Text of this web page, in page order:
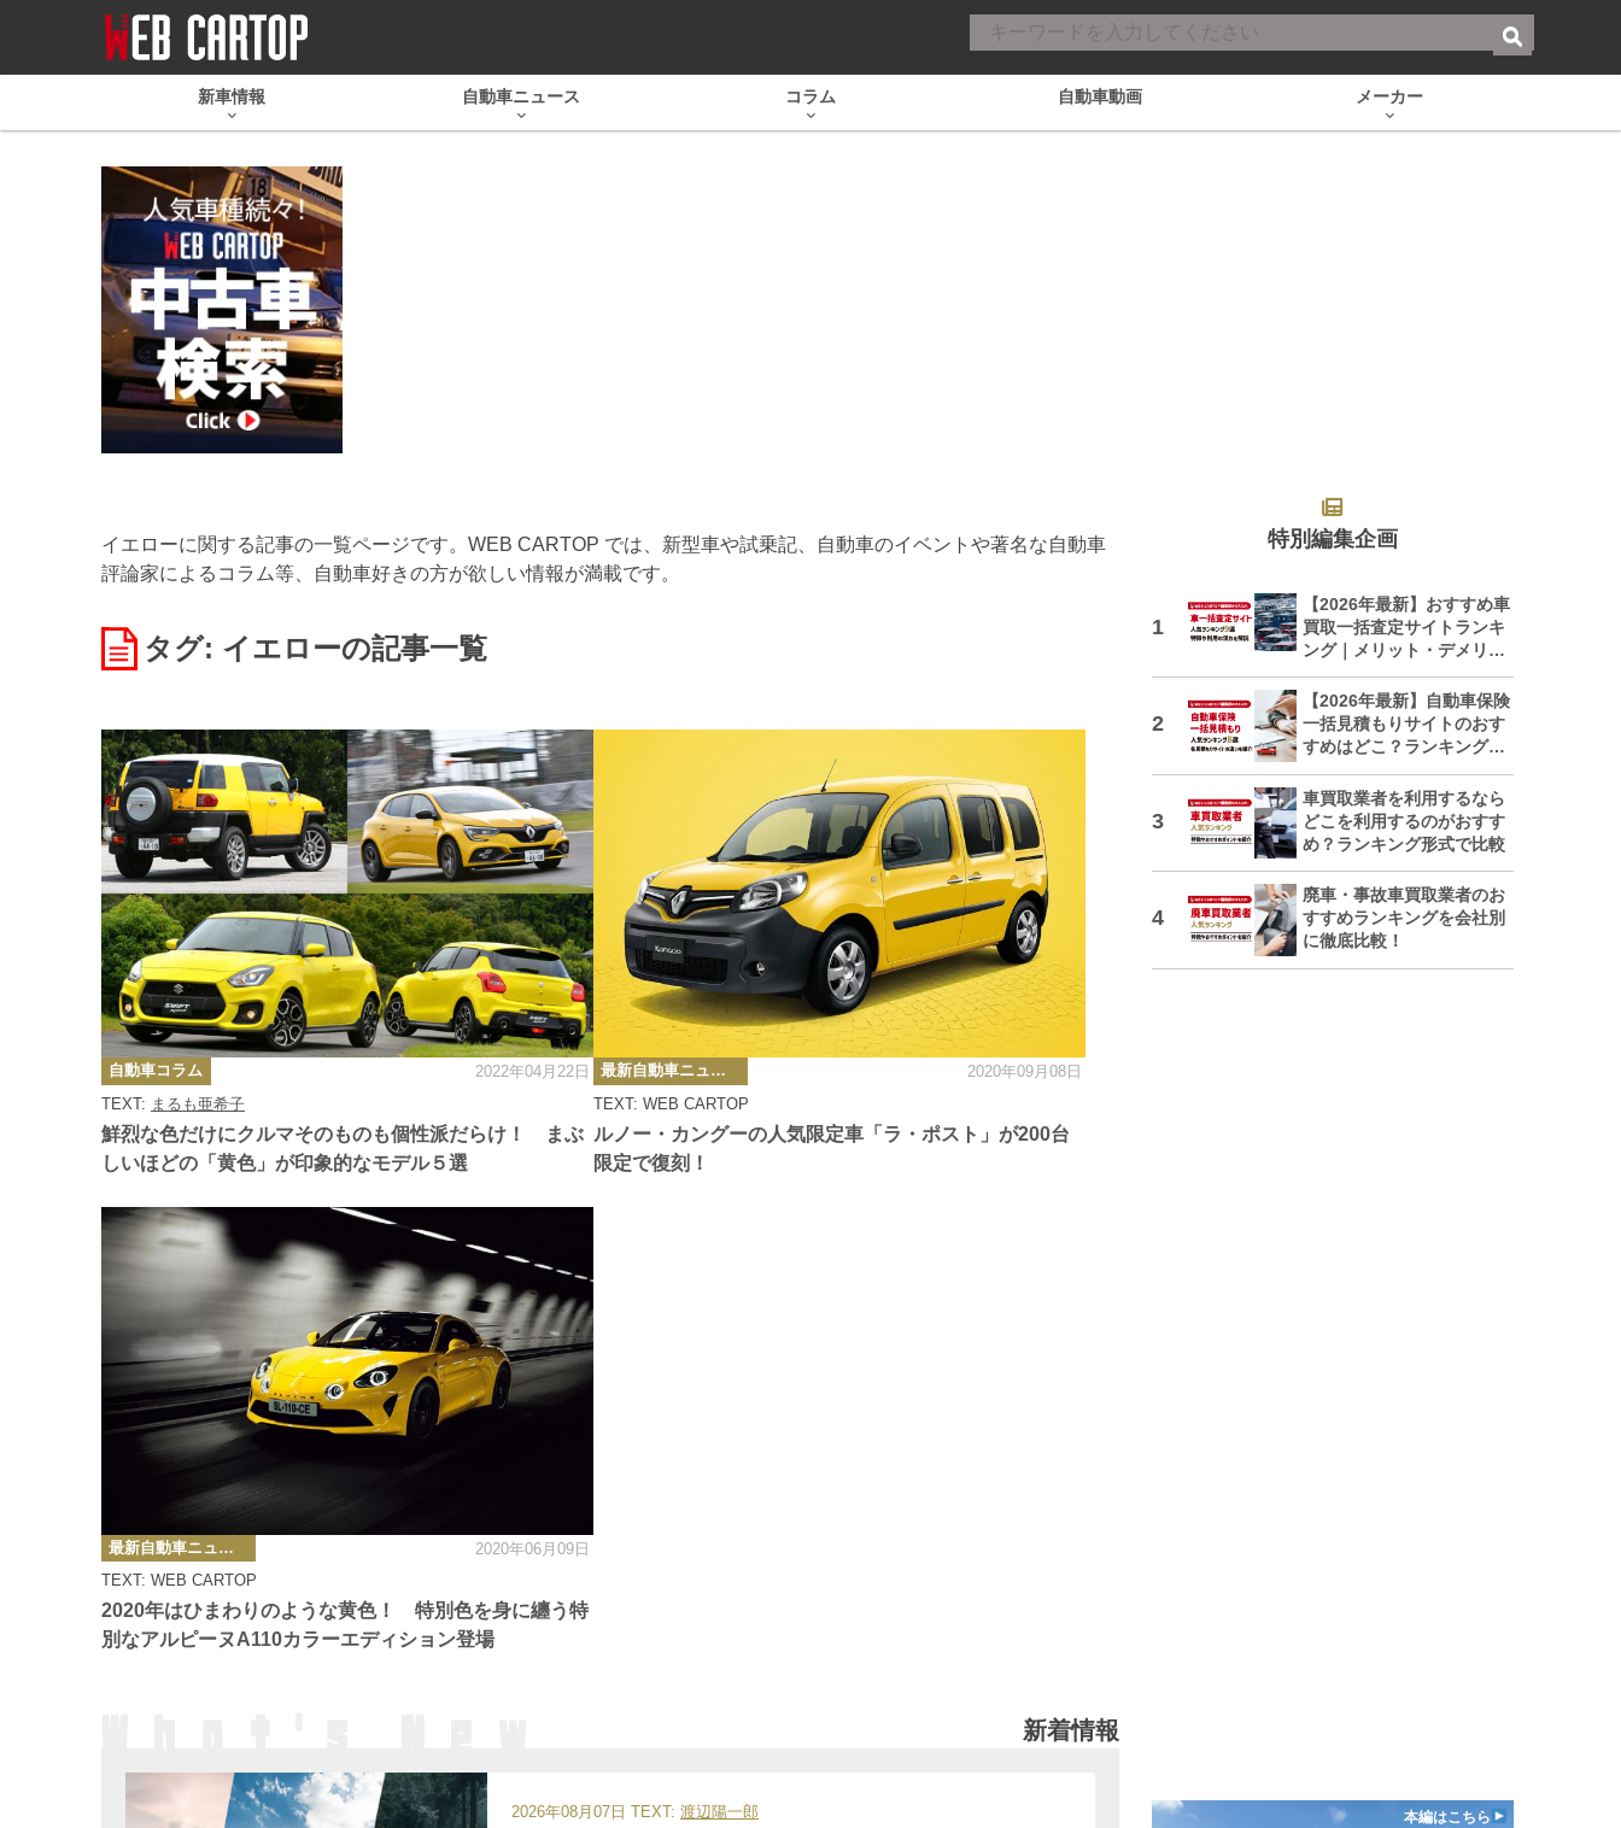
新車情報 自動車ニュース コラム 自動車動画 メーカー
イエローに関する記事の一覧ページです。WEB CARTOP では、新型車や試乗記、自動車のイベントや著名な自動車
評論家によるコラム等、自動車好きの方が欲しい情報が満載です。
タグ: イエローの記事一覧
鮮烈な色だけにクルマそのものも個性派だらけ！ まぶ
しいほどの「黄色」が印象的なモデル５選
TEXT: まるも亜希子
カ
テ
ゴ
リ
ー
自動車コラム 2022年04月22日
ルノー・カングーの人気限定車「ラ・ポスト」が200台
限定で復刻！
TEXT: WEB CARTOP
カ
テ
ゴ
リ
ー
最新自動車ニュース 2020年09月08日
2020年はひまわりのような黄色！ 特別色を身に纏う特
別なアルピーヌA110カラーエディション登場
TEXT: WEB CARTOP
カ
テ
ゴ
リ
ー
最新自動車ニュース 2020年06月09日
新着情報
2026年08月07日 TEXT: 渡辺陽一郎
特別編集企画
【2026年最新】おすすめ車
買取一括査定サイトランキ
ング｜メリット・デメリッ
トも解説
【2026年最新】自動車保険
一括見積もりサイトのおす
すめはどこ？ランキングで
車買取業者を利用するなら
どこを利用するのがおすす
め？ランキング形式で比較
廃車・事故車買取業者のお
すすめランキングを会社別
に徹底比較！
本編はこちら